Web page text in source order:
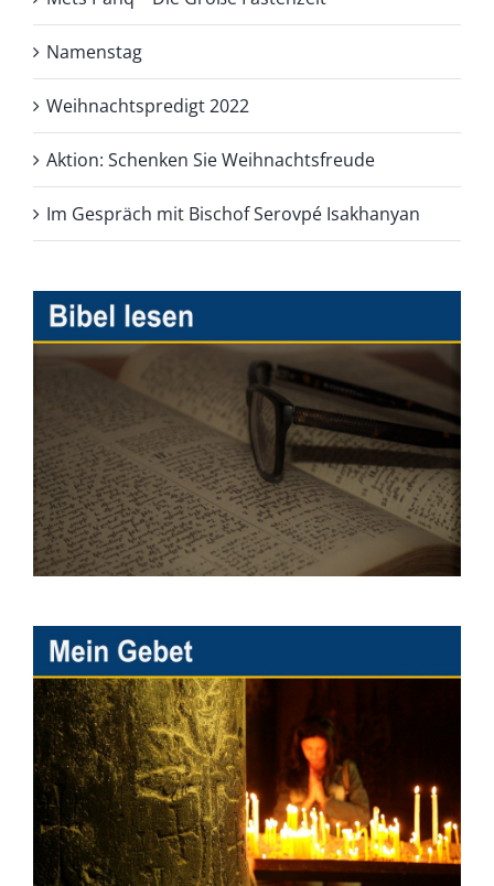
Namenstag
Weihnachtspredigt 2022
Aktion: Schenken Sie Weihnachtsfreude
Im Gespräch mit Bischof Serovpé Isakhanyan